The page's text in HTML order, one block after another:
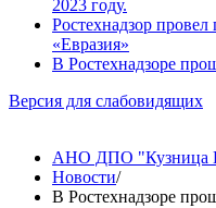
2023 году.
Ростехнадзор
«Евразия»
В Ростехнадзоре
Версия для слабовидящих
АНО ДПО "Кузница
Новости/
В Ростехнадзоре